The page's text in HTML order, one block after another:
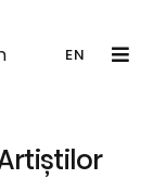
EN
EN